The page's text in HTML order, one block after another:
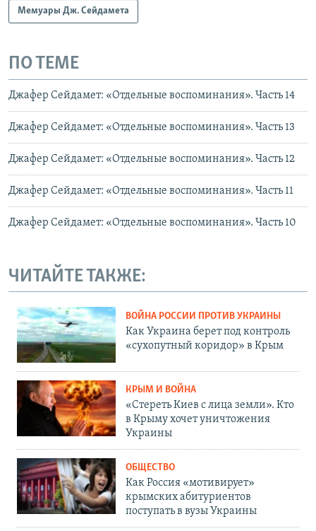
Мемуары Дж. Сейдамета
ПО ТЕМЕ
Джафер Сейдамет: «Отдельные воспоминания». Часть 14
Джафер Сейдамет: «Отдельные воспоминания». Часть 13
Джафер Сейдамет: «Отдельные воспоминания». Часть 12
Джафер Сейдамет: «Отдельные воспоминания». Часть 11
Джафер Сейдамет: «Отдельные воспоминания». Часть 10
ЧИТАЙТЕ ТАКЖЕ:
ВОЙНА РОССИИ ПРОТИВ УКРАИНЫ
Как Украина берет под контроль
«сухопутный коридор» в Крым
КРЫМ И ВОЙНА
«Стереть Киев с лица земли». Кто
в Крыму хочет уничтожения
Украины
ОБЩЕСТВО
Как Россия «мотивирует»
крымских абитуриентов
поступать в вузы Украины